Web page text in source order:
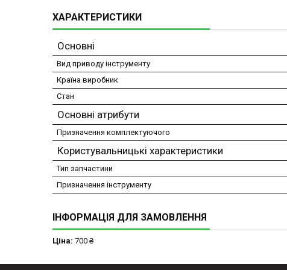
ХАРАКТЕРИСТИКИ
Основні
Вид приводу інструменту
Країна виробник
Стан
Основні атрибути
Призначення комплектуючого
Користувальницькі характеристики
Тип запчастини
Призначення інструменту
ІНФОРМАЦІЯ ДЛЯ ЗАМОВЛЕННЯ
Ціна: 700 ₴